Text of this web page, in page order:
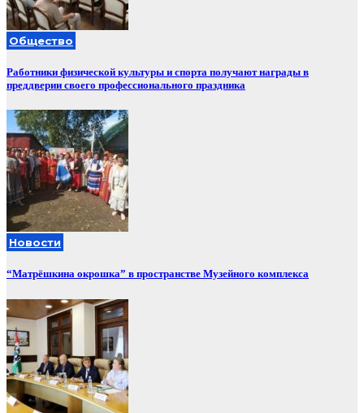
Общество
Работники физической культуры и спорта получают награды в
преддверии своего профессионального праздника
Новости
“Матрёшкина окрошка” в пространстве Музейного комплекса